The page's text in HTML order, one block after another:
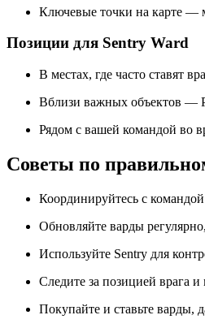
Ключевые точки на карте —
Позиции для Sentry Ward
В местах, где часто ставят
Вблизи важных объектов —
Рядом с вашей командой во
Советы по
Координируйтесь с
Обновляйте варды
Используйте Sentry для
Следите за позицией врага
Покупайте и ставьте варды,